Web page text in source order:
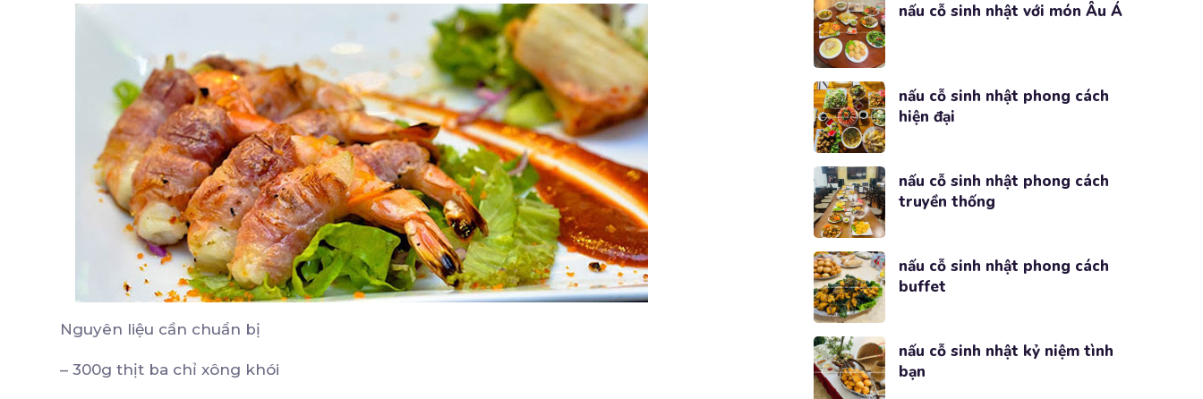
Nguyên liệu cần chuẩn bị
– 300g thịt ba chỉ xông khói
nấu cỗ sinh nhật với món Âu Á
nấu cỗ sinh nhật phong cách
hiện đại
nấu cỗ sinh nhật phong cách
truyền thống
nấu cỗ sinh nhật phong cách
buffet
nấu cỗ sinh nhật kỷ niệm tình
bạn